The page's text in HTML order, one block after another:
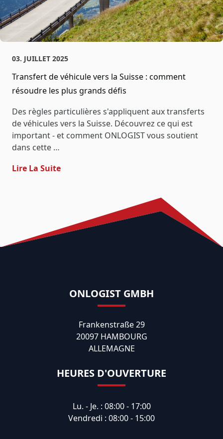
03. JUILLET 2025
Transfert de véhicule vers la Suisse : comment
résoudre les plus grands défis
Des règles particulières s'appliquent aux transferts
de véhicules vers la Suisse. Découvrez ce qui est
important - et comment ONLOGIST vous soutient
dans cette …
Lire La Suite- Transfert De Véhicule Vers La Suisse :
ONLOGIST GMBH
Frankenstraße 29
20097 HAMBOURG
ALLEMAGNE
HEURES D'OUVERTURE
Lu. - Je. : 08:00 - 17:00
Vendredi : 08:00 - 15:00